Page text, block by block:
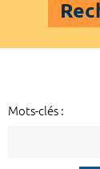
Mots-clés :